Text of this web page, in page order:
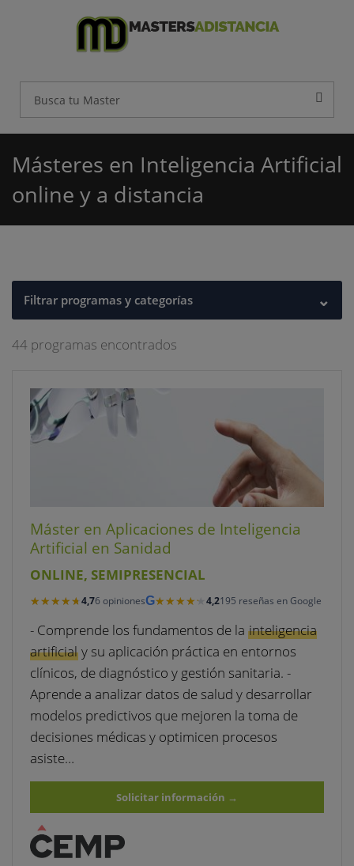
Másteres en Inteligencia Artificial
online y a distancia
Filtrar programas y categorías ⌄
44 programas encontrados
Máster en Aplicaciones de Inteligencia
Artificial en Sanidad
ONLINE, SEMIPRESENCIAL
★★★★★
★★★★★ 4,76 opinionesG★★★★★
★★★★★ 4,2195 reseñas en Google
- Comprende los fundamentos de la inteligencia
artificialy su aplicación práctica en entornos
clínicos, de diagnóstico y gestión sanitaria. -
Aprende a analizar datos de salud y desarrollar
modelos predictivos que mejoren la toma de
decisiones médicas y optimicen procesos
asiste…
Solicitar información →